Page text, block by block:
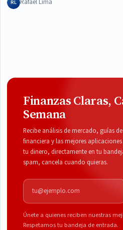
RL Rafael Lima
Finanzas Claras,
Semana
Recibe análisis de mercado, guías
financiera y las mejores
tu dinero, directamente en tu
spam, cancela cuando quieras.
Correo electrónico
Únete a quienes reciben nuestras
Respetamos tu bandeja de entrada.